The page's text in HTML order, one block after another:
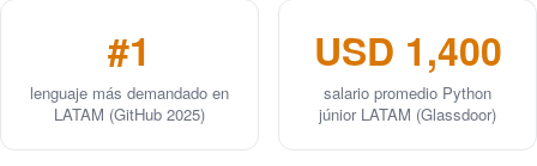
#1
lenguaje más demandado en
LATAM (GitHub 2025)
USD 1,400
salario promedio Python
júnior LATAM (Glassdoor)